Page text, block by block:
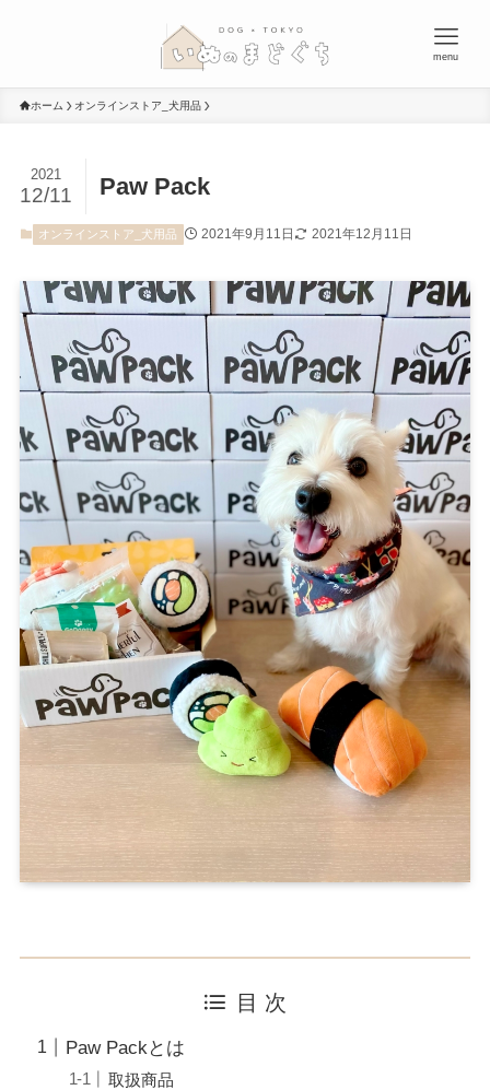
menu
ホーム オンラインストア_犬用品
Paw Pack
2021
12/11
オンラインストア_犬用品 2021年9月11日 2021年12月11日
目 次
Paw Packとは
取扱商品